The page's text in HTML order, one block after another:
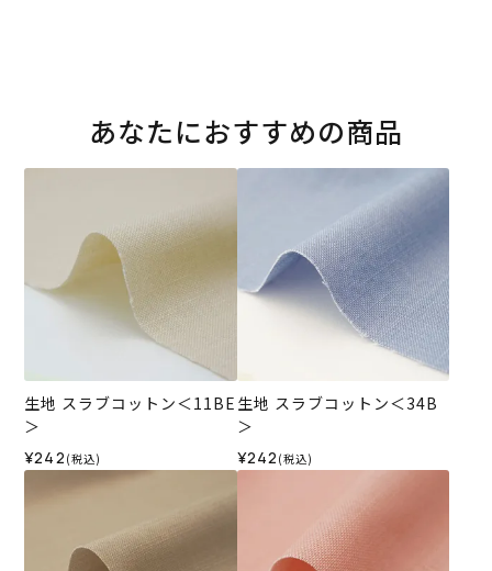
あなたにおすすめの商品
生地 スラブコットン＜11BE
＞
¥242 (税込)
生地 スラブコットン＜34B
＞
¥242 (税込)